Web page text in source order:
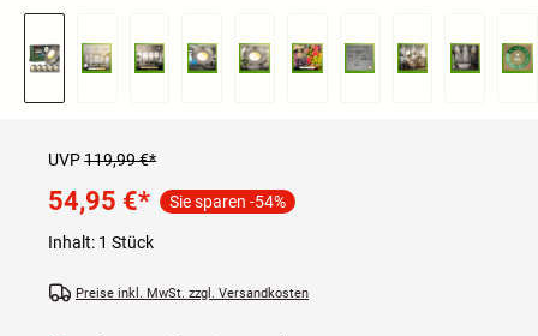
UVP119,99 €*
54,95 €* Sie sparen -54%
Inhalt: 1 Stück
Preise inkl. MwSt. zzgl. Versandkosten